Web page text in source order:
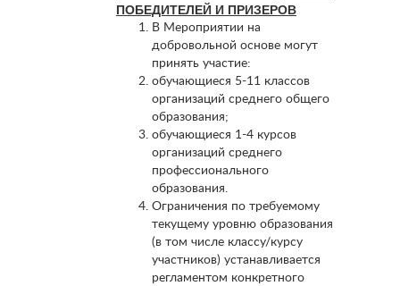
ПОБЕДИТЕЛЕЙ И ПРИЗЕРОВ
В Мероприятии на
добровольной основе могут
принять участие:
обучающиеся 5-11 классов
организаций среднего общего
образования;
обучающиеся 1-4 курсов
организаций среднего
профессионального
образования.
Ограничения по требуемому
текущему уровню образования
(в том числе классу/курсу
участников) устанавливается
регламентом конкретного